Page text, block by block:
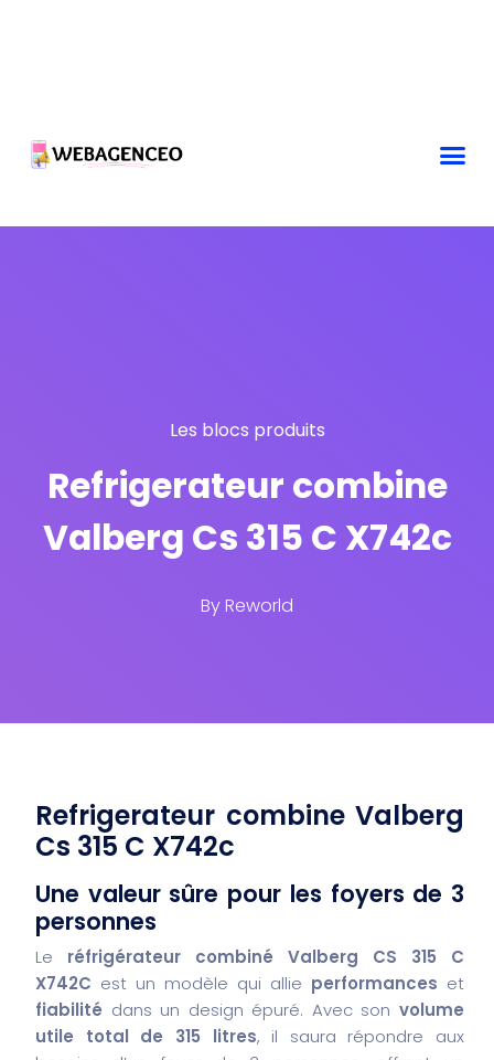
Les blocs produits
Refrigerateur combine
Valberg Cs 315 C X742c
ByReworld
Refrigerateur combine Valberg
Cs 315 C X742c
Une valeur sûre pour les foyers de 3
personnes
Le réfrigérateur combiné Valberg CS 315 C
X742C est un modèle qui allie performances et
fiabilité dans un design épuré. Avec son volume
utile total de 315 litres, il saura répondre aux